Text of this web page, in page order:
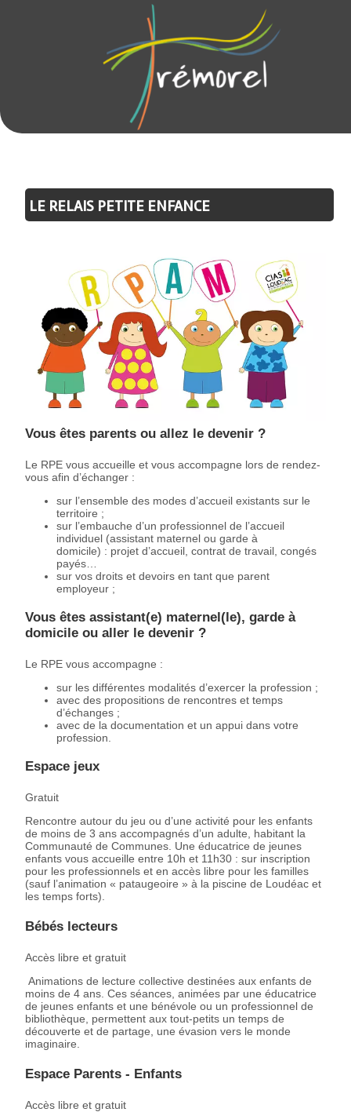
LE RELAIS PETITE ENFANCE
Vous êtes parents ou allez le devenir ?
Le RPE vous accueille et vous accompagne lors de rendez-
vous afin d’échanger :
sur l’ensemble des modes d’accueil existants sur le
territoire ;
sur l’embauche d’un professionnel de l’accueil
individuel (assistant maternel ou garde à
domicile) : projet d’accueil, contrat de travail, congés
payés…
sur vos droits et devoirs en tant que parent
employeur ;
Vous êtes assistant(e) maternel(le), garde à
domicile ou aller le devenir ?
Le RPE vous accompagne :
sur les différentes modalités d’exercer la profession ;
avec des propositions de rencontres et temps
d’échanges ;
avec de la documentation et un appui dans votre
profession.
Espace jeux
Gratuit
Rencontre autour du jeu ou d’une activité pour les enfants
de moins de 3 ans accompagnés d’un adulte, habitant la
Communauté de Communes. Une éducatrice de jeunes
enfants vous accueille entre 10h et 11h30 : sur inscription
pour les professionnels et en accès libre pour les familles
(sauf l’animation « pataugeoire » à la piscine de Loudéac et
les temps forts).
Bébés lecteurs
Accès libre et gratuit
Animations de lecture collective destinées aux enfants de
moins de 4 ans. Ces séances, animées par une éducatrice
de jeunes enfants et une bénévole ou un professionnel de
bibliothèque, permettent aux tout-petits un temps de
découverte et de partage, une évasion vers le monde
imaginaire.
Espace Parents - Enfants
Accès libre et gratuit